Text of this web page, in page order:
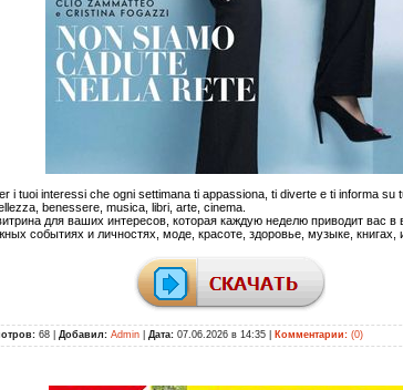
i tuoi interessi che ogni settimana ti appassiona, ti diverte e ti informa su
benessere, musica, libri, arte, cinema.
для ваших интересов, которая каждую неделю приводит вас в
событиях и личностях, моде, красоте, здоровье, музыке, книгах,
68 | Добавил: Admin Дата: 07.06.2026 в 14:35 Комментарии: (0)